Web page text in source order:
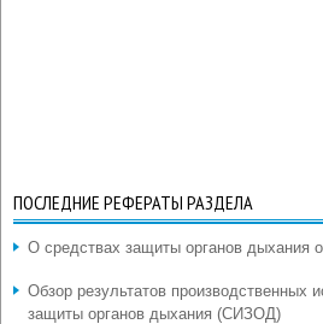
ПОСЛЕДНИЕ РЕФЕРАТЫ РАЗДЕЛА
О средствах защиты органов дыхания
Обзор результатов производственных
защиты органов дыхания (СИЗОД)